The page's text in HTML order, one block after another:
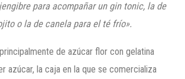
para acompañar un gin tonic, la de
o la de canela para el té frío».
de azúcar flor con gelatina
azúcar, la caja en la que se comercializa